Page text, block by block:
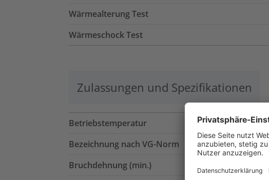
Wärmealterung Test
Wärmeschock Test
Zulassungen und Spezifikationen
Betriebstemperatur
Bezeichnung nach VG-Norm
Bruchdehnung (min.)